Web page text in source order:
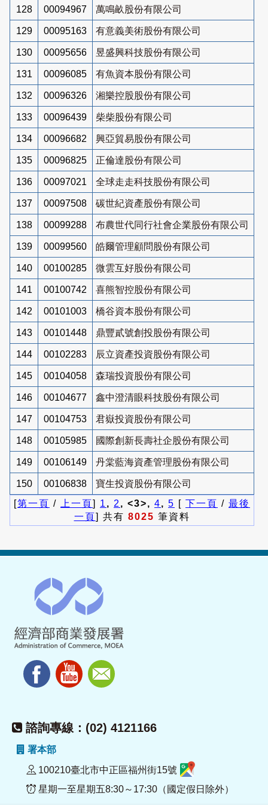
128 00094967 萬鳴畝股份有限公司
129 00095163 有意義美術股份有限公司
130 00095656 昱盛興科技股份有限公司
131 00096085 有魚資本股份有限公司
132 00096326 湘樂控股股份有限公司
133 00096439 柴柴股份有限公司
134 00096682 興亞貿易股份有限公司
135 00096825 正倫達股份有限公司
136 00097021 全球走走科技股份有限公司
137 00097508 碳世紀資產股份有限公司
138 00099288 布農世代同行社會企業股份有限公司
139 00099560 皓爾管理顧問股份有限公司
140 00100285 微雲互好股份有限公司
141 00100742 喜熊智控股份有限公司
142 00101003 橋谷資本股份有限公司
143 00101448 鼎豐貳號創投股份有限公司
144 00102283 辰立資產投資股份有限公司
145 00104058 森瑞投資股份有限公司
146 00104677 鑫中澄清眼科技股份有限公司
147 00104753 君嶽投資股份有限公司
148 00105985 國際創新長壽社企股份有限公司
149 00106149 丹棠藍海資產管理股份有限公司
150 00106838
寶生投資股份有限公司
[第一頁 / 上一頁] 1 , 2 , <3>, 4, 5 [ 下一頁 / 最後
一頁] 共有 8025 筆資料
諮詢專線：(02) 4121166
署本部
100210臺北市中正區福州街15號
星期一至星期五8:30～17:30（國定假日除外）